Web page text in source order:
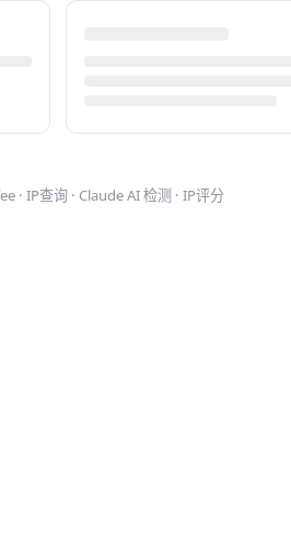
· IP查询 · Claude AI 检测 · IP评分